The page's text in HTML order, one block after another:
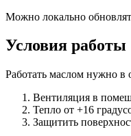
Можно локально
Условия работы
Работать маслом нужно в
Вентиляция в
Тепло от +16
Защитить